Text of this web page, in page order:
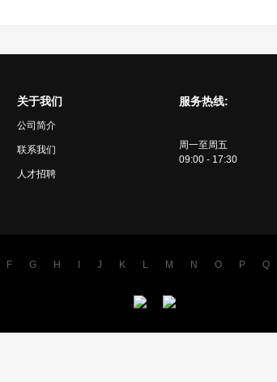
关于我们
公司简介
联系我们
人才招聘
服务热线:
周一至周五
09:00 - 17:30
F G H J K L M N O P Q